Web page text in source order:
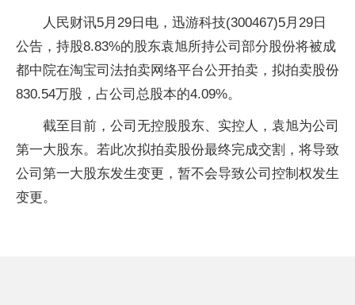
人民财讯5月29日电，迅游科技(300467)5月29日
公告，持股8.83%的股东袁旭所持公司部分股份将被成
都中院在淘宝司法拍卖网络平台公开拍卖，拟拍卖股份
830.54万股，占公司总股本的4.09%。
截至目前，公司无控股股东、实控人，袁旭为公司
第一大股东。若此次拟拍卖股份最终完成交割，将导致
公司第一大股东发生变更，暂不会导致公司控制权发生
变更。